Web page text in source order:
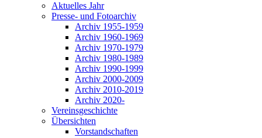
Aktuelles Jahr
Presse- und Fotoarchiv
Archiv 1955-1959
Archiv 1960-1969
Archiv 1970-1979
Archiv 1980-1989
Archiv 1990-1999
Archiv 2000-2009
Archiv 2010-2019
Archiv 2020-
Vereinsgeschichte
Übersichten
Vorstandschaften